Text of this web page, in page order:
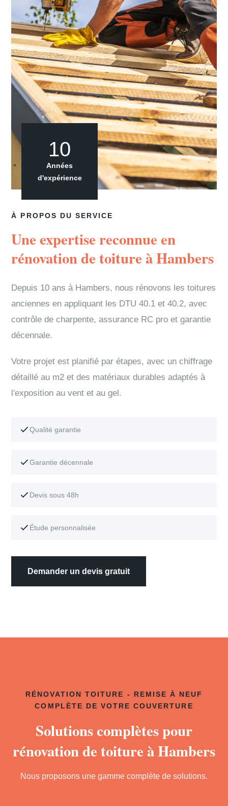
À PROPOS DU SERVICE
Une expertise reconnue en
rénovation de toiture à Hambers
Depuis 10 ans à Hambers, nous rénovons les toitures
anciennes en appliquant les DTU 40.1 et 40.2, avec
contrôle de charpente, assurance RC pro et garantie
décennale.
Votre projet est planifié par étapes, avec un chiffrage
détaillé au m2 et des matériaux durables adaptés à
l'exposition au vent et au gel.
Qualité garantie
Garantie décennale
Devis sous 48h
Étude personnalisée
Demander un devis gratuit
10
Années
d'expérience
RÉNOVATION TOITURE - REMISE À NEUF
COMPLÈTE DE VOTRE COUVERTURE
Solutions complètes pour
rénovation de toiture à Hambers
Nous proposons une gamme complète de solutions.